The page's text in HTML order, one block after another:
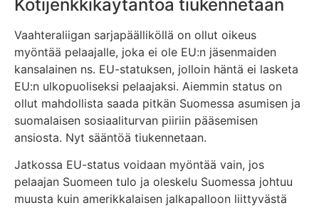
Kotijenkkikäytäntöä tiukennetaan
Vaahteraliigan sarjapäälliköllä on ollut oikeus
myöntää pelaajalle, joka ei ole EU:n jäsenmaiden
kansalainen ns. EU-statuksen, jolloin häntä ei lasketa
EU:n ulkopuoliseksi pelaajaksi. Aiemmin status on
ollut mahdollista saada pitkän Suomessa asumisen ja
suomalaisen sosiaaliturvan piiriin pääsemisen
ansiosta. Nyt sääntöä tiukennetaan.
Jatkossa EU-status voidaan myöntää vain, jos
pelaajan Suomeen tulo ja oleskelu Suomessa johtuu
muusta kuin amerikkalaisen jalkapalloon liittyvästä